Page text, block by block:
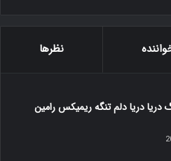
نظرها
دریا دریا دلم تنگه ریمیکس رامین